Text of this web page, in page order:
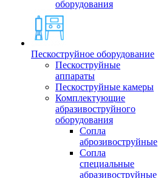
оборудования
Пескоструйное оборудование
Пескоструйные
аппараты
Пескоструйные камеры
Комплектующие
абразивоструйного
оборудования
Сопла
аброзивоструйные
Сопла
специальные
абразивоструйные